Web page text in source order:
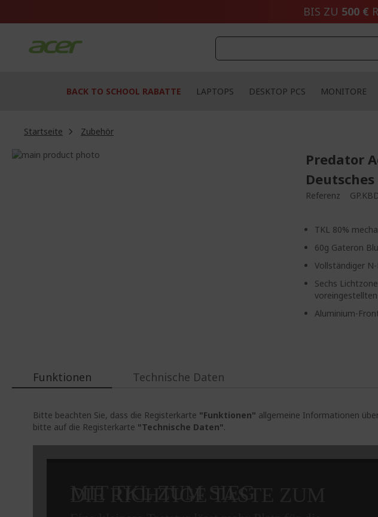
BIS ZU 500 €
BACK TO SCHOOL RABATTE LAPTOPS DESKTOP PCS MONITORE
Startseite
Zubehör
Zum
Predator
Referenz
TKL 80%
60g Gateron
Vollständiger
Sechs
Aluminium-
Funktionen
Bitte beachten Sie, dass die Registerkarte "Funktionen" allgemeine Informationen
bitte auf die Registerkarte "Technische Daten".
Technische Daten